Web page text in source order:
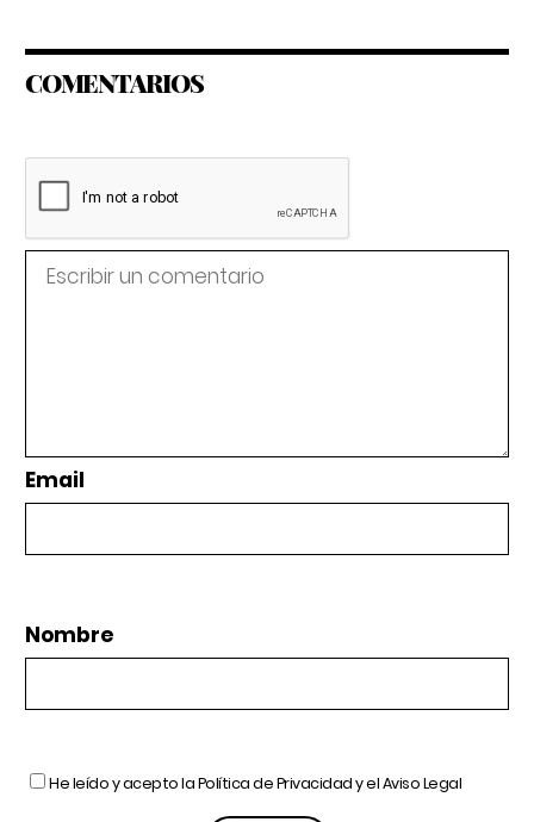
COMENTARIOS
Email
Nombre
He leído y acepto laPolítica de Privacidady elAviso Legal